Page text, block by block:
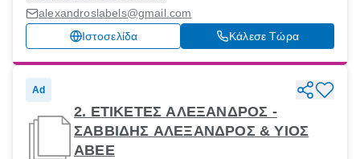
alexandroslabels@gmail.com
Ιστοσελίδα
Κάλεσε Τώρα
Ad
2. ΕΤΙΚΕΤΕΣ ΑΛΕΞΑΝΔΡΟΣ -
ΣΑΒΒΙΔΗΣ ΑΛΕΞΑΝΔΡΟΣ & ΥΙΟΣ
ΑΒΕΕ